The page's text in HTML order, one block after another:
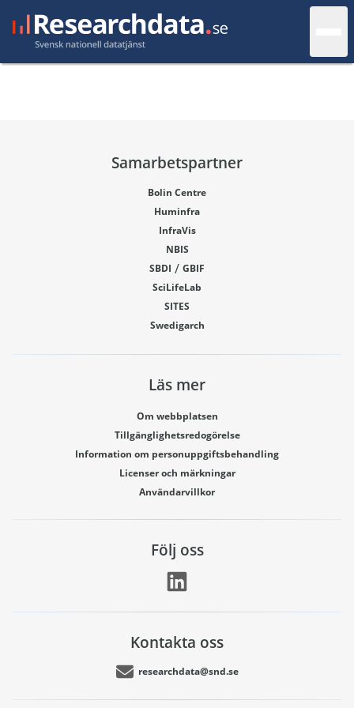
Samarbetspartner
Bolin Centre
Huminfra
InfraVis
NBIS
SBDI / GBIF
SciLifeLab
SITES
Swedigarch
Läs mer
Om webbplatsen
Tillgänglighetsredogörelse
Information om personuppgiftsbehandling
Licenser och märkningar
Användarvillkor
Följ oss
Kontakta oss
researchdata@snd.se